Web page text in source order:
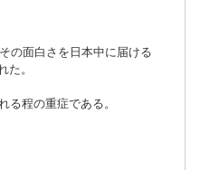
の面白さを日本中に届ける
た。
る程の重症である。